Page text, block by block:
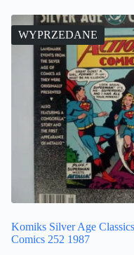
WYPRZEDANE
Komiks Silver Age
Comics 252 1987